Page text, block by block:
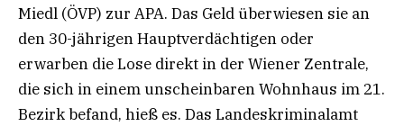
Miedl (ÖVP) zur APA. Das Geld überwiesen sie an
den 30-jährigen Hauptverdächtigen oder
erwarben die Lose direkt in der Wiener Zentrale,
die sich in einem unscheinbaren Wohnhaus im 21.
Bezirk befand, hieß es. Das Landeskriminalamt